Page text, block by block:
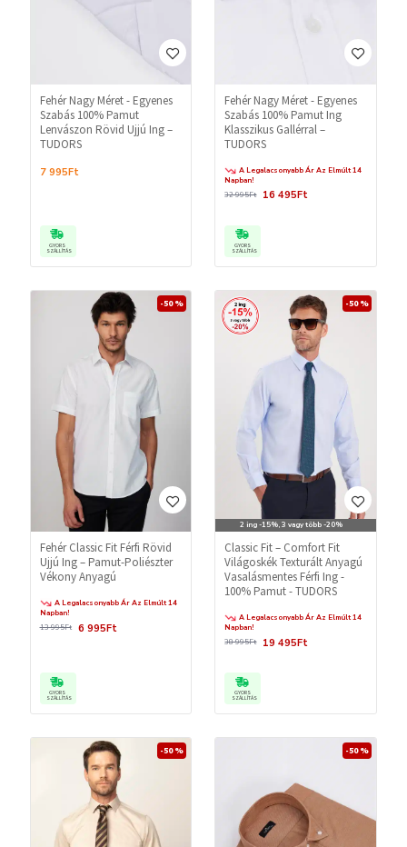
Fehér Nagy Méret - Egyenes
Szabás 100% Pamut
Lenvászon Rövid Ujjú Ing –
TUDORS
7 995Ft
GYORS
SZÁLLÍTÁS
Fehér Nagy Méret - Egyenes
Szabás 100% Pamut Ing
Klasszikus Gallérral –
TUDORS
A Legalacsonyabb Ár Az Elmúlt 14
Napban!
16 495Ft
32 995Ft
GYORS
SZÁLLÍTÁS
-50 %
Fehér Classic Fit Férfi Rövid
Ujjú Ing – Pamut-Poliészter
Vékony Anyagú
A Legalacsonyabb Ár Az Elmúlt 14
Napban!
6 995Ft
13 995Ft
GYORS
SZÁLLÍTÁS
2 ing -15%, 3 vagy több -20%
-50 %
Classic Fit – Comfort Fit
Világoskék Texturált Anyagú
Vasalásmentes Férfi Ing -
100% Pamut - TUDORS
A Legalacsonyabb Ár Az Elmúlt 14
Napban!
19 495Ft
38 995Ft
GYORS
SZÁLLÍTÁS
-50 % -50 %